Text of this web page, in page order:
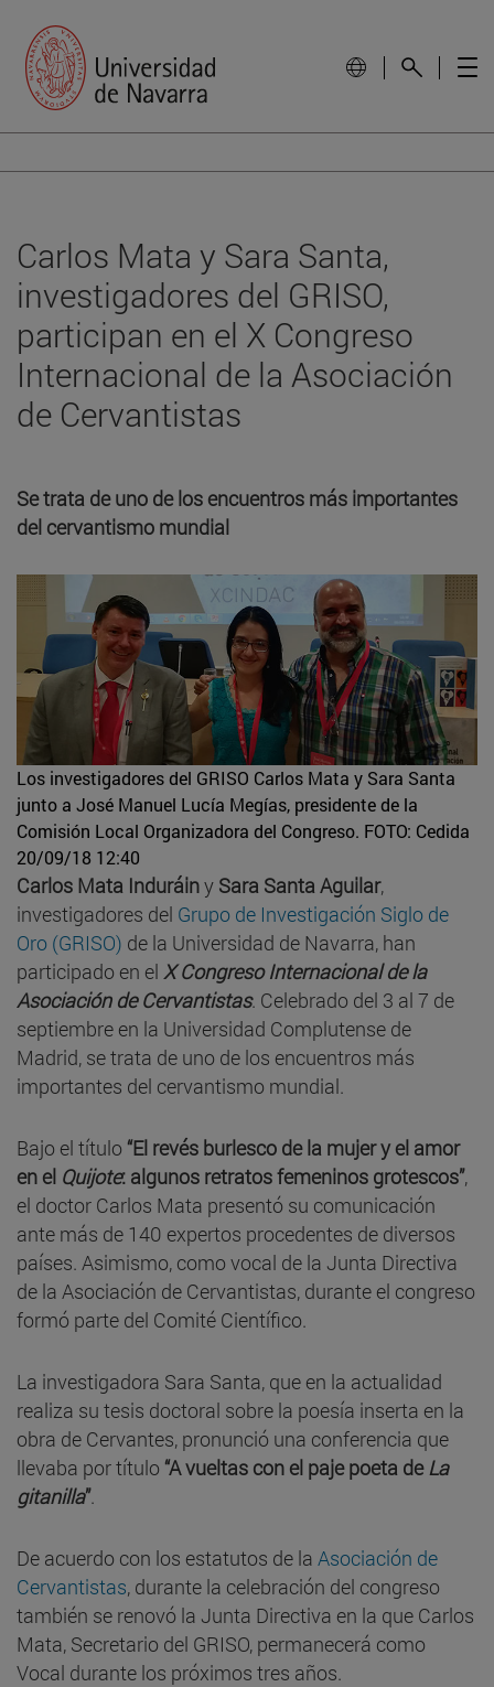
Carlos Mata y Sara Santa,
investigadores del GRISO,
participan en el X Congreso
Internacional de la Asociación
de Cervantistas
Se trata de uno de los encuentros más importantes
del cervantismo mundial
Los investigadores del GRISO Carlos Mata y Sara Santa
junto a José Manuel Lucía Megías, presidente de la
Comisión Local Organizadora del Congreso. FOTO: Cedida
20/09/18 12:40
Carlos Mata Induráiny Sara Santa Aguilar,
investigadores del Grupo de Investigación Siglo de
Oro (GRISO) de la Universidad de Navarra, han
participado en el X Congreso Internacional de la
Asociación de Cervantistas. Celebrado del 3 al 7 de
septiembre en la Universidad Complutense de
Madrid, se trata de uno de los encuentros más
importantes del cervantismo mundial.
Bajo el título “El revés burlesco de la mujer y el amor
en el Quijote: algunos retratos femeninos grotescos”,
el doctor Carlos Mata presentó su comunicación
ante más de 140 expertos procedentes de diversos
países. Asimismo, como vocal de la Junta Directiva
de la Asociación de Cervantistas, durante el congreso
formó parte del Comité Científico.
La investigadora Sara Santa, que en la actualidad
realiza su tesis doctoral sobre la poesía inserta en la
obra de Cervantes, pronunció una conferencia que
llevaba por título “A vueltas con el paje poeta de La
gitanilla”.
De acuerdo con los estatutos de la Asociación de
Cervantistas, durante la celebración del congreso
también se renovó la Junta Directiva en la que Carlos
Mata, Secretario del GRISO, permanecerá como
Vocal durante los próximos tres años.